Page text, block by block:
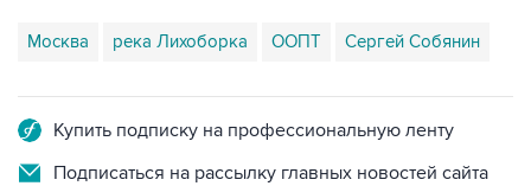
Москва река Лихоборка ООПТ Сергей Собянин
Купить подписку на профессиональную ленту
Подписаться на рассылку главных новостей сайта